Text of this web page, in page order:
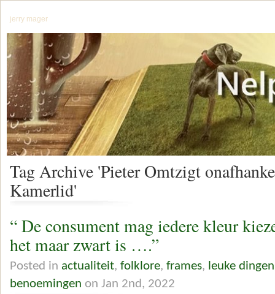
jerry mager
Tag Archive 'Pieter Omtzigt
Kamerlid'
“ De consument mag iedere kleur
het maar zwart is ….”
Posted in actualiteit, folklore, frames, leuke
benoemingen on Jan 2nd, 2022